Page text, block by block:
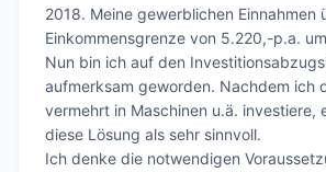
2018. Meine gewerblichen Einnahmen
Einkommensgrenze von 5.220,-p.a.
Nun bin ich auf den
aufmerksam geworden. Nachdem ich
vermehrt in Maschinen u.ä. investiere,
diese Lösung als sehr sinnvoll.
Ich denke die notwendigen